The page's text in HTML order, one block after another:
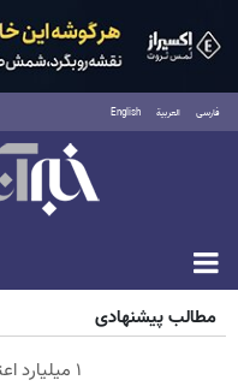
فارسی العربية English
جمعه ۱۶ مرداد ۱۴۰۵
مطالب پیشنهادی
۱ میلیارد اعتبار خرید طلا | بدون ضامن و چک